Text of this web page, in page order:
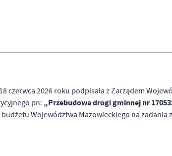
czerwca 2026 roku podpisała z Zarządem
pn: „Przebudowa drogi gminnej nr
Województwa Mazowieckiego na